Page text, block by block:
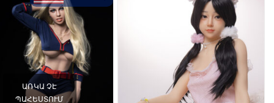
ԱՌԿԱ ՉԷ
ՊԱՀԵՍՏՈՒՄ